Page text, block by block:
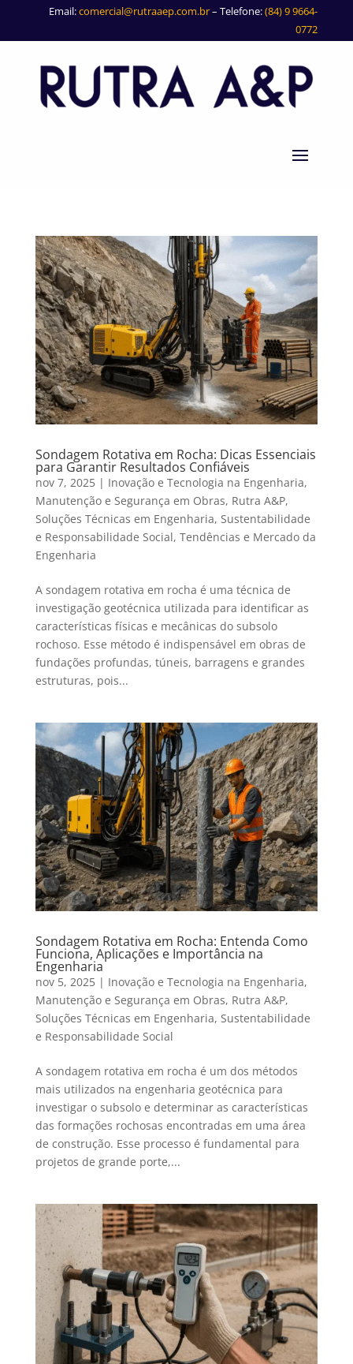
Email:comercial@rutraaep.com.br– Telefone:(84) 9 9664-
0772
Sondagem Rotativa em Rocha: Dicas Essenciais
para Garantir Resultados Confiáveis
nov 7, 2025| Inovação e Tecnologia na Engenharia,
Manutenção e Segurança em Obras, Rutra A&P,
Soluções Técnicas em Engenharia, Sustentabilidade
e Responsabilidade Social, Tendências e Mercado da
Engenharia
A sondagem rotativa em rocha é uma técnica de
investigação geotécnica utilizada para identificar as
características físicas e mecânicas do subsolo
rochoso. Esse método é indispensável em obras de
fundações profundas, túneis, barragens e grandes
estruturas, pois...
Sondagem Rotativa em Rocha: Entenda Como
Funciona, Aplicações e Importância na
Engenharia
nov 5, 2025| Inovação e Tecnologia na Engenharia,
Manutenção e Segurança em Obras, Rutra A&P,
Soluções Técnicas em Engenharia, Sustentabilidade
e Responsabilidade Social
A sondagem rotativa em rocha é um dos métodos
mais utilizados na engenharia geotécnica para
investigar o subsolo e determinar as características
das formações rochosas encontradas em uma área
de construção. Esse processo é fundamental para
projetos de grande porte,...